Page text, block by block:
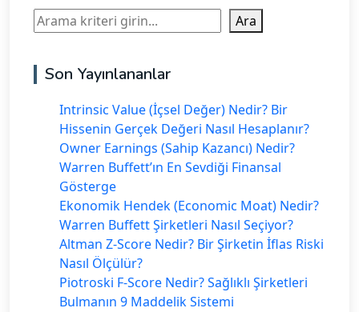
Ara Ara
Son Yayınlananlar
Intrinsic Value (İçsel Değer) Nedir? Bir
Hissenin Gerçek Değeri Nasıl Hesaplanır?
Owner Earnings (Sahip Kazancı) Nedir?
Warren Buffett’ın En Sevdiği Finansal
Gösterge
Ekonomik Hendek (Economic Moat) Nedir?
Warren Buffett Şirketleri Nasıl Seçiyor?
Altman Z-Score Nedir? Bir Şirketin İflas Riski
Nasıl Ölçülür?
Piotroski F-Score Nedir? Sağlıklı Şirketleri
Bulmanın 9 Maddelik Sistemi